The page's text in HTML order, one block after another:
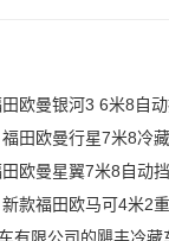
欧曼银河3 6米8自
田欧曼行星7米8冷
欧曼星翼7米8自动挡
款福田欧马可4米2